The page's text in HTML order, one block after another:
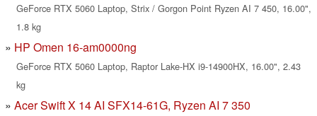
GeForce RTX 5060 Laptop, Strix / Gorgon Point Ryzen AI 7 450, 16.00",
1.8 kg
HP Omen 16-am0000ng
GeForce RTX 5060 Laptop, Raptor Lake-HX i9-14900HX, 16.00", 2.43
kg
Acer Swift X 14 AI SFX14-61G, Ryzen AI 7 350